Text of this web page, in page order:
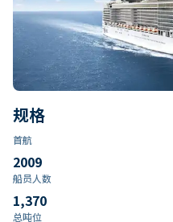
规格
首航
2009
船员人数
1,370
总吨位